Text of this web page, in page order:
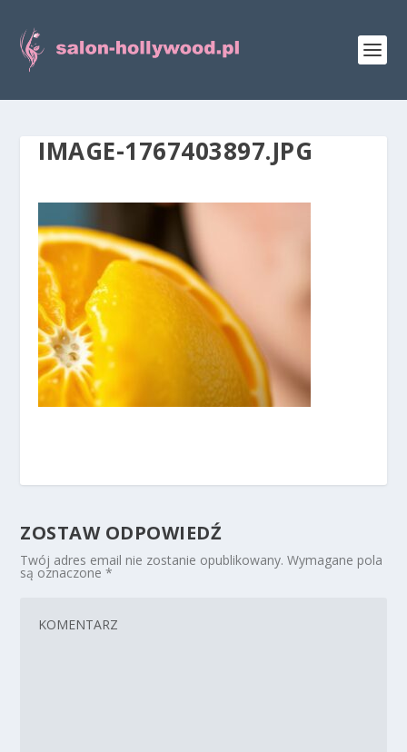
IMAGE-1767403897.JPG
ZOSTAW ODPOWIEDŹ
Twój adres email nie zostanie opublikowany. Wymagane pola
są oznaczone*